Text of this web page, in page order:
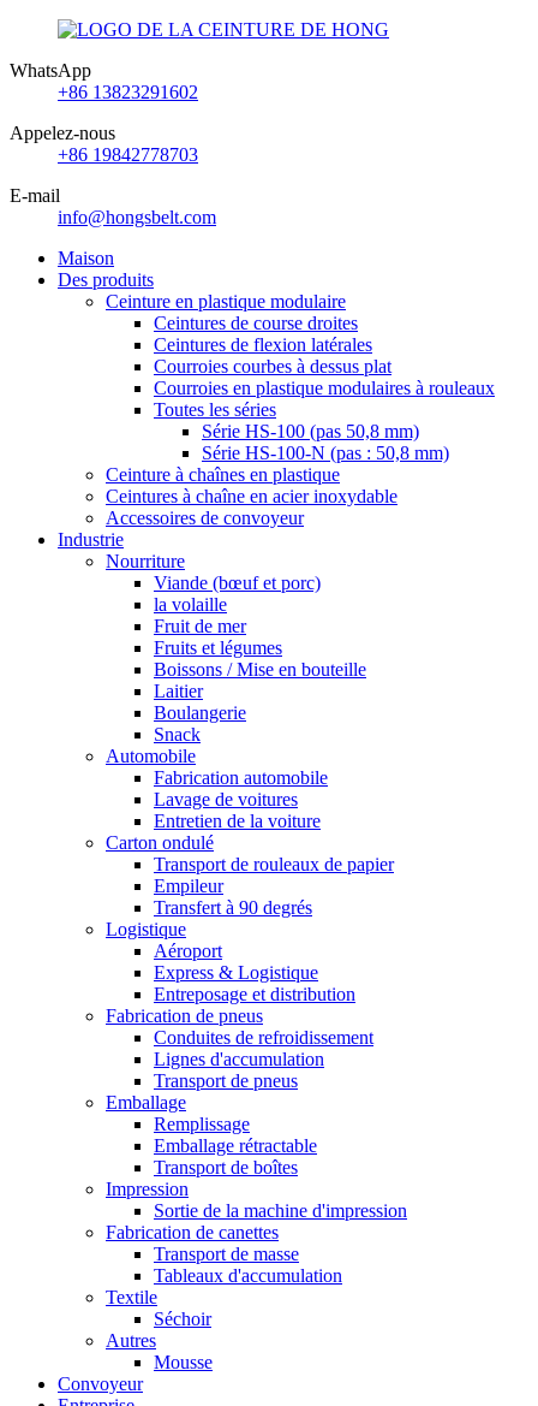
WhatsApp
+86 13823291602
Appelez-nous
+86 19842778703
E-mail
info@hongsbelt.com
Maison
Des produits
Ceinture en plastique modulaire
Ceintures de course droites
Ceintures de flexion latérales
Courroies courbes à dessus plat
Courroies en plastique modulaires à rouleaux
Toutes les séries
Série HS-100 (pas 50,8 mm)
Série HS-100-N (pas : 50,8 mm)
Ceinture à chaînes en plastique
Ceintures à chaîne en acier inoxydable
Accessoires de convoyeur
Industrie
Nourriture
Viande (bœuf et porc)
la volaille
Fruit de mer
Fruits et légumes
Boissons / Mise en bouteille
Laitier
Boulangerie
Snack
Automobile
Fabrication automobile
Lavage de voitures
Entretien de la voiture
Carton ondulé
Transport de rouleaux de papier
Empileur
Transfert à 90 degrés
Logistique
Aéroport
Express & Logistique
Entreposage et distribution
Fabrication de pneus
Conduites de refroidissement
Lignes d'accumulation
Transport de pneus
Emballage
Remplissage
Emballage rétractable
Transport de boîtes
Impression
Sortie de la machine d'impression
Fabrication de canettes
Transport de masse
Tableaux d'accumulation
Textile
Séchoir
Autres
Mousse
Convoyeur